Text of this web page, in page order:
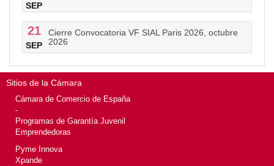
SEP
21
SEP
Cierre Convocatoria VF SIAL Paris 2026, octubre
2026
Sitios de la Cámara
Cámara de Comercio de España
-
Programas de Garantía Juvenil
Emprendedoras
Pyme Innova
Xpande